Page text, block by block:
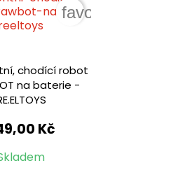
chodící robot
na baterie -
Kč
favorite_border